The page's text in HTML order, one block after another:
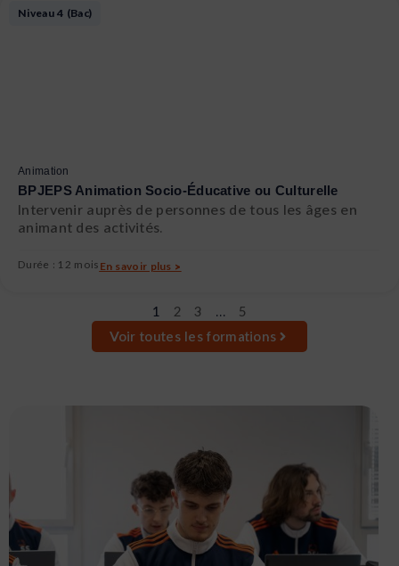
Niveau 4 (Bac)
Animation
BPJEPS Animation Socio-Éducative ou Culturelle
Intervenir auprès de personnes de tous les âges en
animant des activités.
Durée : 12 mois En savoir plus >
1 2 3
5
Voir toutes les formations